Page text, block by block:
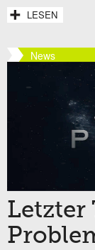
LESEN
News
Letzter